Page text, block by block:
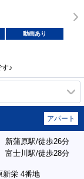
動画あり
♪
アパート
新蒲原駅/徒歩26分
富士川駅/徒歩28分
新栄 4番地